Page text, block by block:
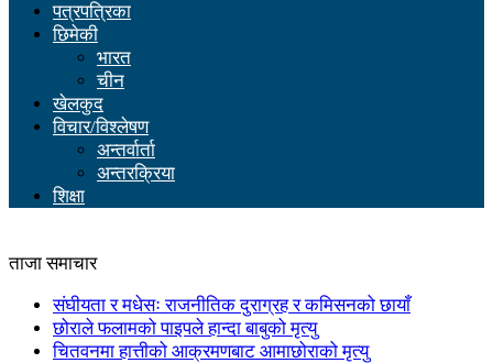
पत्रपत्रिका
छिमेकी
भारत
चीन
खेलकुद
विचार/विश्लेषण
अन्तर्वार्ता
अन्तरक्रिया
शिक्षा
ताजा समाचार
संघीयता र मधेसः राजनीतिक दुराग्रह र कमिसनको छायाँ
छोराले फलामको पाइपले हान्दा बाबुको मृत्यु
चितवनमा हात्तीको आक्रमणबाट आमाछोराको मृत्यु